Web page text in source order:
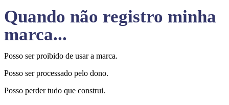
Quando não registro minha
marca...
Posso ser proibido de usar a marca.
Posso ser processado pelo dono.
Posso perder tudo que construi.